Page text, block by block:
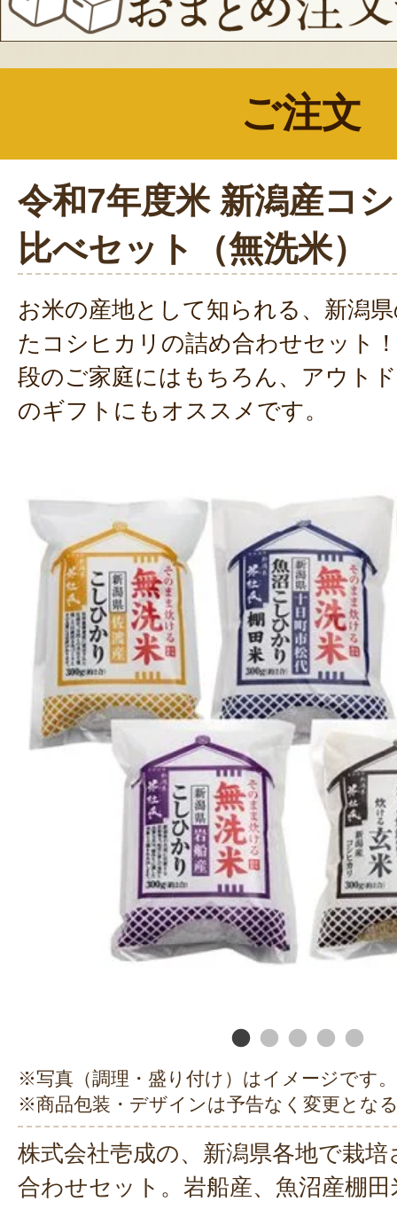
ご注文
令和7年度米 新潟産コ
比べセット（無洗米）
お米の産地として知られる、新潟
たコシヒカリの詰め合わせセット
段のご家庭にはもちろん、アウト
のギフトにもオススメです。
※写真（調理・盛り付け）はイメージです。
※商品包装・デザインは予告なく変更とな
株式会社壱成の、新潟県各地で栽
合わせセット。岩船産、魚沼産棚